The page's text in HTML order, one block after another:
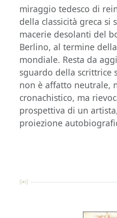
miraggio tedesco di
della classicità greca si
macerie desolanti del
Berlino, al termine
mondiale. Resta da
sguardo della scrittrice
non è affatto neutrale,
cronachistico, ma
prospettiva di un
proiezione